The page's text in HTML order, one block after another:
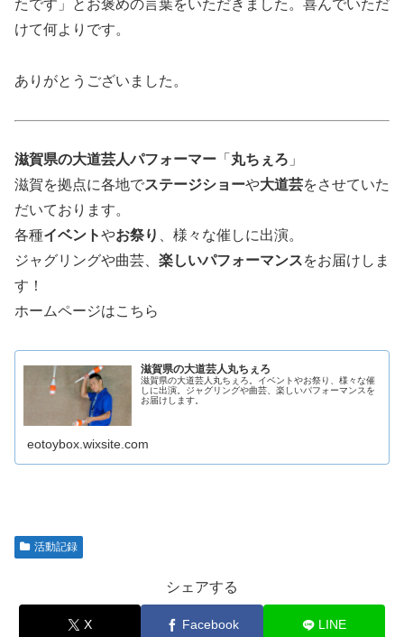
たです」とお褒めの言葉をいただきました。喜んでいただ
けて何よりです。
ありがとうございました。
滋賀県の大道芸人パフォーマー 「 丸ちぇろ 」
滋賀を拠点に各地でステージショーや大道芸をさせていた
だいております。
各種イベントやお祭り
、様々な催しに出演。
ジャグリングや曲芸、 楽しいパフォーマンスをお届けしま
す！
ホームページはこちら
滋賀県の大道芸人丸ちぇろ
滋賀県の大道芸人丸ちぇろ。イベントやお祭り、様々な催
しに出演。ジャグリングや曲芸、楽しいパフォーマンスを
お届けします。
eotoybox.wixsite.com
活動記録
シェアする
X Facebook LINE